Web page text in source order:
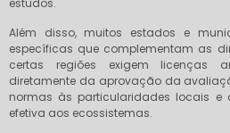
Além disso, muitos estados e
específicas que complementam as
certas regiões exigem licenças
diretamente da aprovação da
normas às particularidades locais e
efetiva aos ecossistemas.